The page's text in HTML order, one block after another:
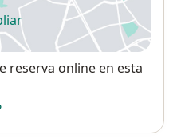
abre en una nueva
reserva online en esta